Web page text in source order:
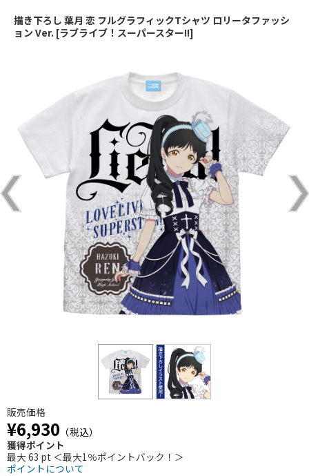
描き下ろし 葉月 恋 フルグラフィックTシャツ ロリータファッシ
ョン Ver. [ラブライブ！スーパースター!!]
販売価格
¥6,930 （税込）
獲得ポイント
最大 63 pt ＜最大1％ポイントバック！＞
ポイントについて